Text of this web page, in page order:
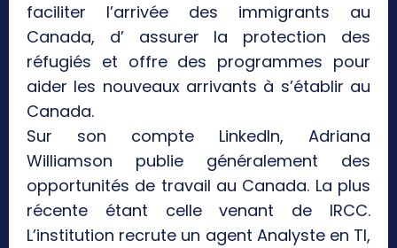
faciliter l’arrivée des immigrants au
Canada, d’ assurer la protection des
réfugiés et offre des programmes pour
aider les nouveaux arrivants à s’établir au
Canada.
Sur son compte LinkedIn, Adriana
Williamson publie généralement des
opportunités de travail au Canada. La plus
récente étant celle venant de IRCC.
L’institution recrute un agent Analyste en TI,